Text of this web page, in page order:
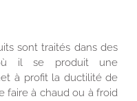
sont traités dans des
il se produit une
à profit la ductilité de
faire à chaud ou à froid